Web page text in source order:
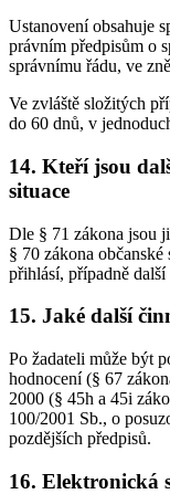
Ustanovení obsahuje
právním předpisům o
správnímu řádu, ve
Ve zvláště složitých
do 60 dnů, v
14. Kteří jsou
situace
Dle § 71 zákona jsou
§ 70 zákona
přihlásí, případně
15. Jaké další
Po žadateli může být
hodnocení (§ 67
2000 (§ 45h a 45i
100/2001 Sb., o
pozdějších předpisů.
16. Elektronická